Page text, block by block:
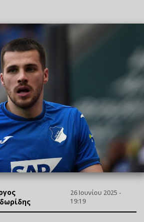
26 Ιουνίου 2025 -
19:19